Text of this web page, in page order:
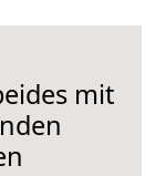
mit